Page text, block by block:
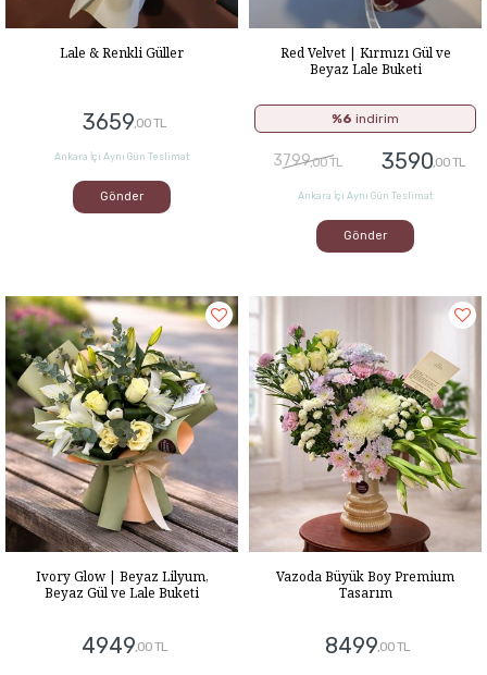
Lale & Renkli Güller
3659,00 TL
Ankara İçi Aynı Gün Teslimat
Gönder
Red Velvet | Kırmızı Gül ve
Beyaz Lale Buketi
%6 indirim
3799,00 TL 3590,00 TL
Ankara İçi Aynı Gün Teslimat
Gönder
Ivory Glow | Beyaz Lilyum,
Beyaz Gül ve Lale Buketi
4949,00 TL
Vazoda Büyük Boy Premium
Tasarım
8499,00 TL